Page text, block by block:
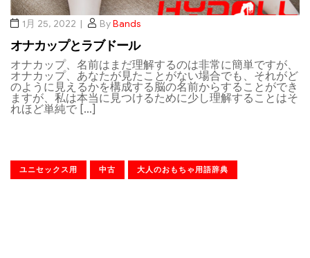
1月 25, 2022 ByBands
オナカップとラブドール
オナカップ、名前はまだ理解するのは非常に簡単ですが、
オナカップ、あなたが見たことがない場合でも、それがど
のように見えるかを構成する脳の名前からすることができ
ますが、私は本当に見つけるために少し理解することはそ
れほど単純で […]
ユニセックス用 中古 大人のおもちゃ用語辞典